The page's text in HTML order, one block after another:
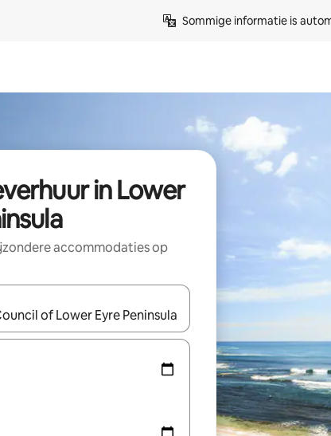
Sommige informatie is
in Lower
accommodaties op
beschikbaar zijn, maak je een keuze met je de